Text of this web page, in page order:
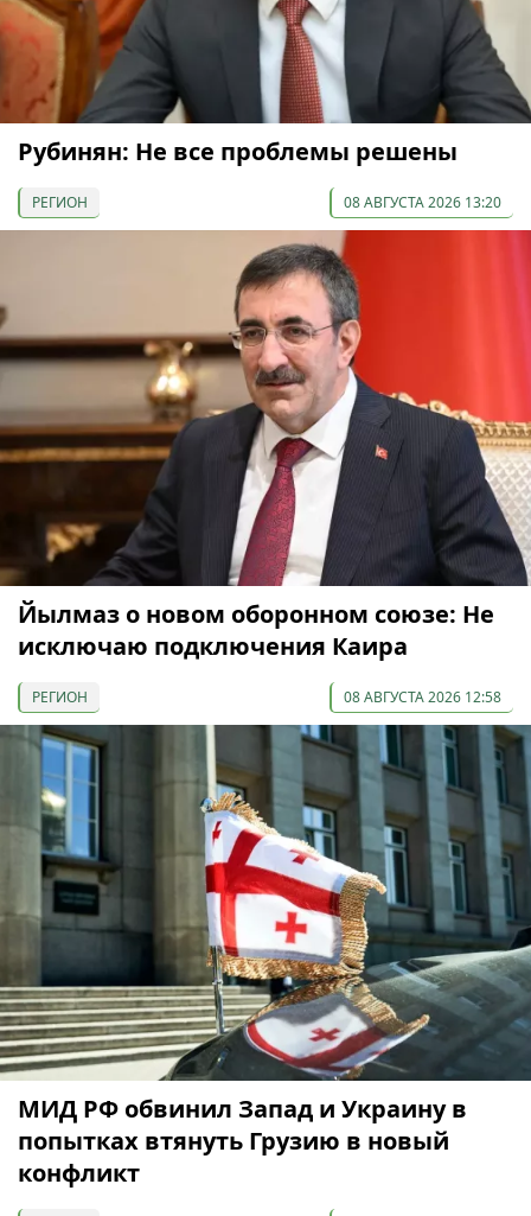
Рубинян: Не все проблемы решены
РЕГИОН 08 АВГУСТА 2026 13:20
Йылмаз о новом оборонном союзе: Не
исключаю подключения Каира
РЕГИОН 08 АВГУСТА 2026 12:58
МИД РФ обвинил Запад и Украину в
попытках втянуть Грузию в новый
конфликт